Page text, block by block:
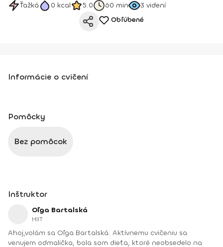
Ťažká 0 kcal 5.0 60 min 3 videní
Obľúbené
Informácie o cvičení
Pomôcky
Bez pomôcok
Inštruktor
Oľga Bartalská
HIIT
Ahoj,volám sa Oľga Bartalská. Aktívnemu cvičeniu sa
venujem odmalička, bola som dieťa, ktoré neobsedelo na